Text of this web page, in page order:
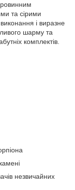
та сірими
і виразне
шарму та
комплектів.
незвичайних